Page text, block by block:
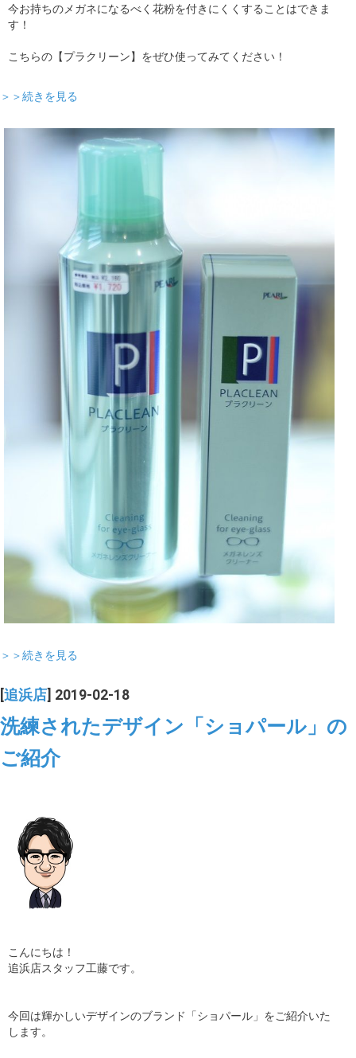
今お持ちのメガネになるべく花粉を付きにくくすることはできま
す！
こちらの【プラクリーン】をぜひ使ってみてください！
＞＞続きを見る
＞＞続きを見る
追浜店 ] 2019-02-18
洗練されたデザイン「ショパール」の
ご紹介
こんにちは！
追浜店スタッフ工藤です。
今回は輝かしいデザインのブランド「ショパール」をご紹介いた
します。